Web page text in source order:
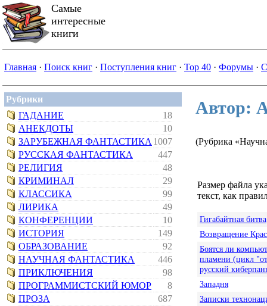
Самые
интересные
книги
Главная · Поиск книг · Поступления книг · Top 40 · Форумы ·
Рубрики
ГАДАНИЕ
18
АНЕКДОТЫ
10
ЗАРУБЕЖНАЯ ФАНТАСТИКА 1007
РУССКАЯ ФАНТАСТИКА
447
РЕЛИГИЯ
48
КРИМИНАЛ
29
КЛАССИКА
99
ЛИРИКА
49
КОНФЕРЕНЦИИ
10
ИСТОРИЯ
149
ОБРАЗОВАНИЕ
92
НАУЧНАЯ ФАНТАСТИКА
446
ПРИКЛЮЧЕНИЯ
98
ПРОГРАММИСТСКИЙ ЮМОР
8
ПРОЗА
687
Автор:
(Рубрика
Размер файла
текст, как
Гигабайтная битва
Возвращение
Боятся ли
пламени (цикл
русский
Западня
Записки